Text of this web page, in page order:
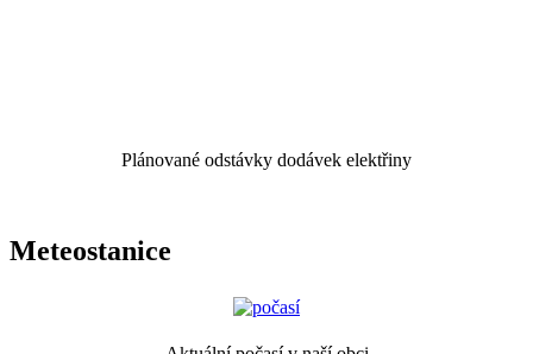
Plánované odstávky dodávek elektřiny
Meteostanice